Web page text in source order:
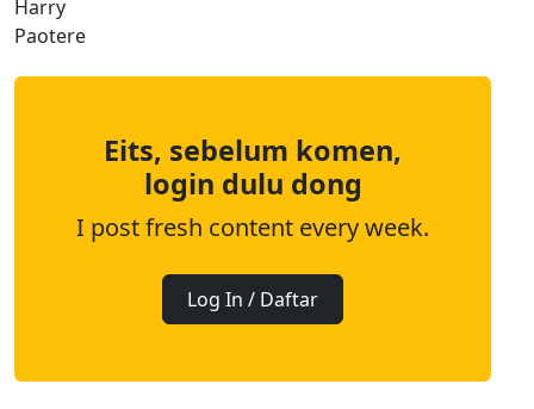
Eits, sebelum komen,
login dulu dong
I post fresh content every week.
Log In / Daftar